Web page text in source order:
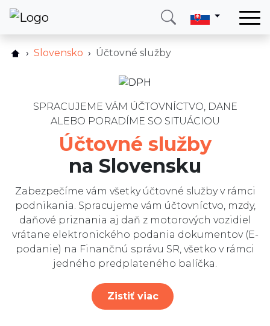
O nás
Zavolajte mi Prihlásiť sa
Ako to funguje?
Slovensko Účtovné služby
SPRACUJEME VÁM ÚČTOVNÍCTVO, DANE
ALEBO PORADÍME SO SITUÁCIOU
Účtovné služby
na Slovensku
Zabezpečíme vám všetky účtovné služby v rámci
podnikania. Spracujeme vám účtovníctvo, mzdy,
daňové priznania aj daň z motorových vozidiel
vrátane elektronického podania dokumentov (E-
podanie) na Finančnú správu SR, všetko v rámci
jedného predplateného balíčka.
Zistiť viac